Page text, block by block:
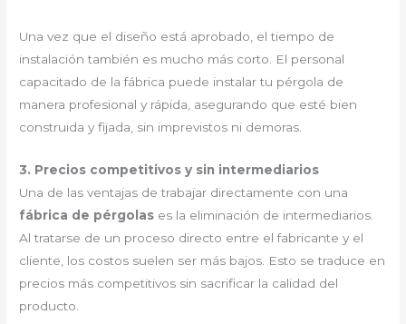
Una vez que el diseño está aprobado, el tiempo de
instalación también es mucho más corto. El personal
capacitado de la fábrica puede instalar tu pérgola de
manera profesional y rápida, asegurando que esté bien
construida y fijada, sin imprevistos ni demoras.
3. Precios competitivos y sin intermediarios
Una de las ventajas de trabajar directamente con una
fábrica de pérgolas es la eliminación de intermediarios.
Al tratarse de un proceso directo entre el fabricante y el
cliente, los costos suelen ser más bajos. Esto se traduce en
precios más competitivos sin sacrificar la calidad del
producto.